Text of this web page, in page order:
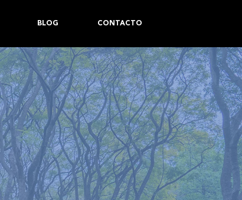
BLOG CONTACTO